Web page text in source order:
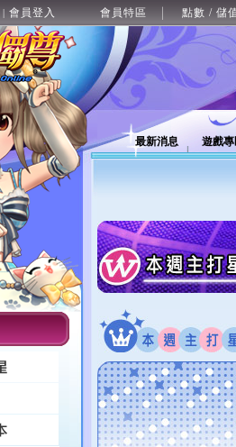
| 會員登入 會員特區 點數 / 儲
最新消息 遊戲